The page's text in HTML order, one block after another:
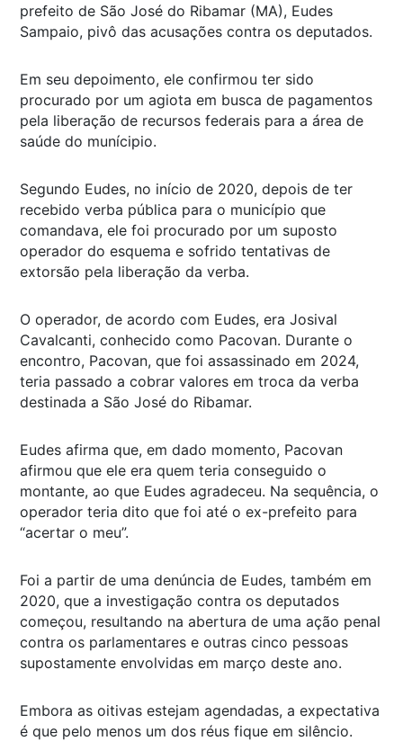
prefeito de São José do Ribamar (MA), Eudes
Sampaio, pivô das acusações contra os deputados.
Em seu depoimento, ele confirmou ter sido
procurado por um agiota em busca de pagamentos
pela liberação de recursos federais para a área de
saúde do munícipio.
Segundo Eudes, no início de 2020, depois de ter
recebido verba pública para o município que
comandava, ele foi procurado por um suposto
operador do esquema e sofrido tentativas de
extorsão pela liberação da verba.
O operador, de acordo com Eudes, era Josival
Cavalcanti, conhecido como Pacovan. Durante o
encontro, Pacovan, que foi assassinado em 2024,
teria passado a cobrar valores em troca da verba
destinada a São José do Ribamar.
Eudes afirma que, em dado momento, Pacovan
afirmou que ele era quem teria conseguido o
montante, ao que Eudes agradeceu. Na sequência, o
operador teria dito que foi até o ex-prefeito para
“acertar o meu”.
Foi a partir de uma denúncia de Eudes, também em
2020, que a investigação contra os deputados
começou, resultando na abertura de uma ação penal
contra os parlamentares e outras cinco pessoas
supostamente envolvidas em março deste ano.
Embora as oitivas estejam agendadas, a expectativa
é que pelo menos um dos réus fique em silêncio.